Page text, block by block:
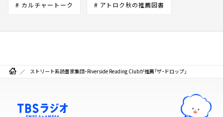
# カルチャートーク # アトロク秋の推薦図書
ストリート系読書家集団・Riverside Reading Clubが推薦「ザ・ドロップ」